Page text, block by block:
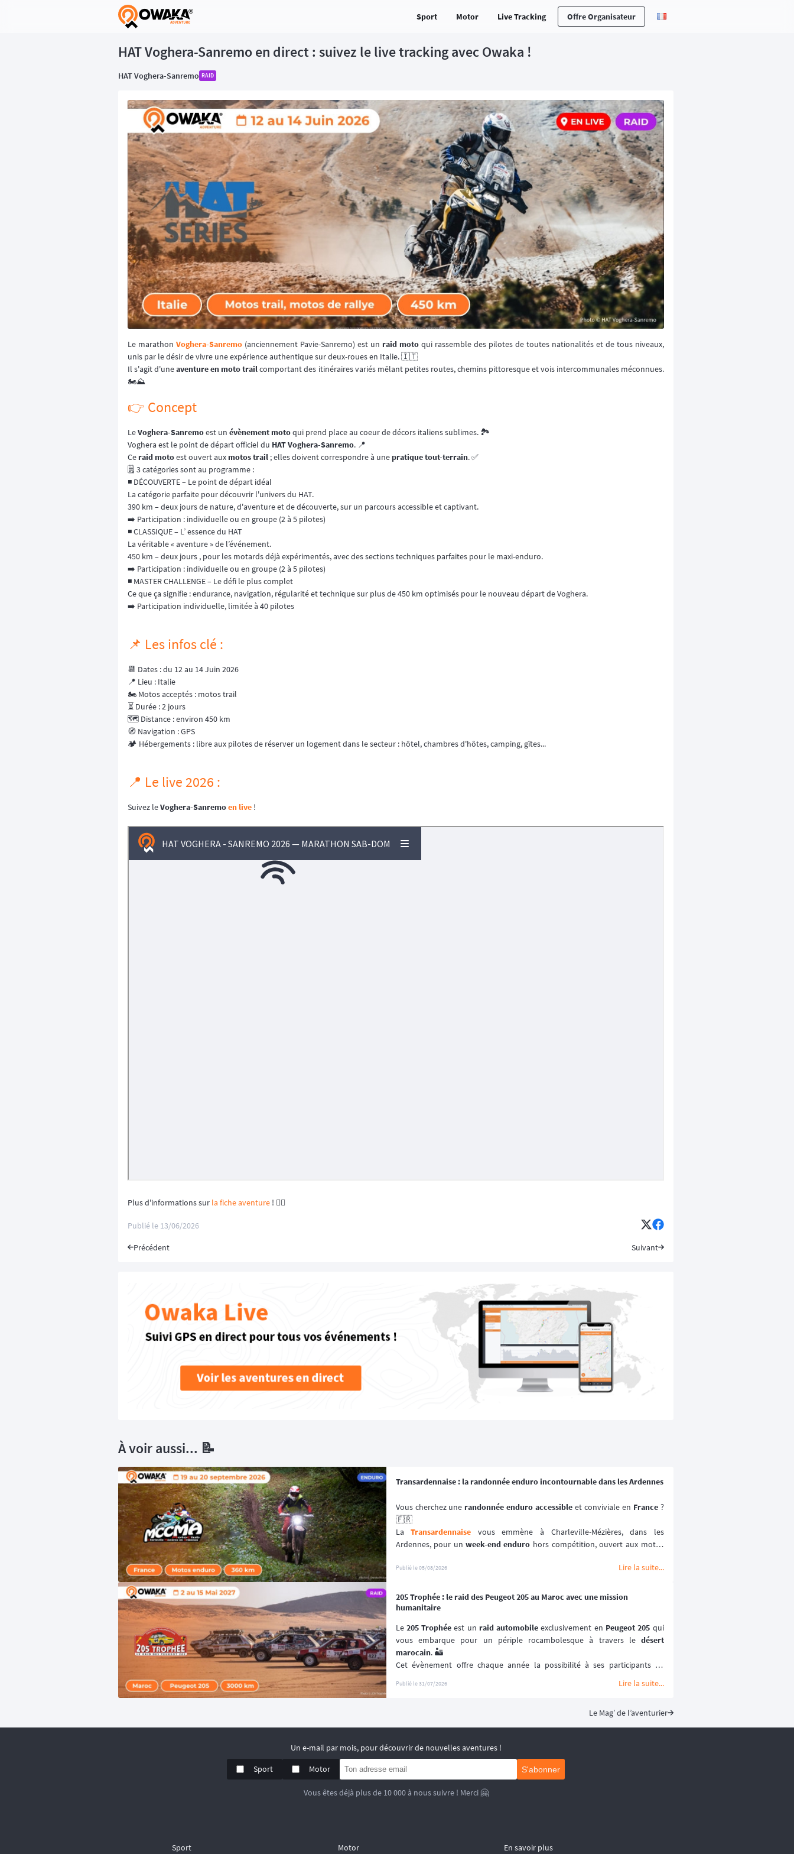
® Sport Motor Live Tracking Offre Organisateur
HAT Voghera-Sanremo en direct : suivez le live tracking avec Owaka !
HAT Voghera-Sanremo RAID
Le marathon Voghera-Sanremo (anciennement Pavie-Sanremo) est un raid moto qui rassemble des pilotes de toutes nationalités et de tous niveaux,
unis par le désir de vivre une expérience authentique sur deux-roues en Italie. 🇮🇹
Il s'agit d'uneaventure en moto trail comportant des itinéraires variés mêlant petites routes, chemins pittoresque et vois intercommunales méconnues.
🏍️⛰️
👉 Concept
LeVoghera-Sanremoest un évènement motoqui prend place au coeur de décors italiens sublimes. 🏞️
Voghera est le point de départ officiel du HAT Voghera-Sanremo. 📍
Ce raid motoest ouvert aux motos trail ; elles doivent correspondre à une pratique tout-terrain. ✅
🗒️ 3 catégories sont au programme :
◾️ DÉCOUVERTE – Le point de départ idéal
La catégorie parfaite pour découvrir l'univers du HAT.
390 km – deux jours de nature, d'aventure et de découverte, sur un parcours accessible et captivant.
➡️ Participation : individuelle ou en groupe (2 à 5 pilotes)
◾️ CLASSIQUE – L’ essence du HAT
La véritable « aventure » de l’événement.
450 km – deux jours , pour les motards déjà expérimentés, avec des sections techniques parfaites pour le maxi-enduro.
➡️ Participation : individuelle ou en groupe (2 à 5 pilotes)
◾️ MASTER CHALLENGE – Le défi le plus complet
Ce que ça signifie : endurance, navigation, régularité et technique sur plus de 450 km optimisés pour le nouveau départ de Voghera.
➡️ Participation individuelle, limitée à 40 pilotes
📌 Les infos clé :
📆 Dates : du 12 au 14 Juin 2026
📍 Lieu : Italie
🏍️ Motos acceptés : motos trail
⏳ Durée : 2 jours
🗺️ Distance : environ 450 km
🧭 Navigation : GPS
🏕️ Hébergements : libre aux pilotes de réserver un logement dans le secteur : hôtel, chambres d'hôtes, camping, gîtes...
📍 Le live 2026 :
Suivez leVoghera-Sanremoen live !
Plus d'informations sur la fiche aventure ! 👈🏻
Publié le 13/06/2026
Précédent Suivant
À voir aussi... 📝
Transardennaise : la randonnée enduro incontournable dans les Ardennes
Vous cherchez une randonnée enduro accessible et conviviale en France ?
🇫🇷
La Transardennaise vous emmène à Charleville-Mézières, dans les
Ardennes, pour un week-end enduro hors compétition, ouvert aux motos
Portée par le Moto Club de Charleville-Mézières en Ardennes (MCCMA)
plutôt que sur la performance chronométrée. 😉
📆 Prochaines dates : du 19 au 20 Septembre 2026.
Publié le05/08/2026 Lire la suite...
205 Trophée : le raid des Peugeot 205 au Maroc avec une mission
humanitaire
Le 205 Trophée est un raid automobile exclusivement en Peugeot 205 qui
vous embarque pour un périple rocambolesque à travers le désert
marocain. 🏜️
Cet évènement offre chaque année la possibilité à ses participants de
les plus désertiques. 🌵
et sportif qui prône la solidarité et le
dépassement de soi ! 🚙
Publié le31/07/2026 Lire la suite...
Le Mag’ de l’aventurier
Un e-mail par mois, pour découvrir de nouvelles aventures !
Sport
Motor S'abonner
Vous êtes déjà plus de 10 000 à nous suivre ! Merci 🤗
Sport Motor En savoir plus